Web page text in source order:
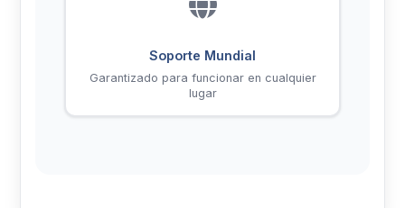
Soporte Mundial
Garantizado para funcionar en cualquier
lugar